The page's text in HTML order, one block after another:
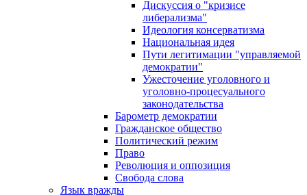
Дискуссия о "кризисе
либерализма"
Идеология консерватизма
Национальная идея
Пути легитимации "управляемой
демократии"
Ужесточение уголовного и
уголовно-процесуального
законодательства
Барометр демократии
Гражданское общество
Политический режим
Право
Революция и оппозиция
Свобода слова
Язык вражды